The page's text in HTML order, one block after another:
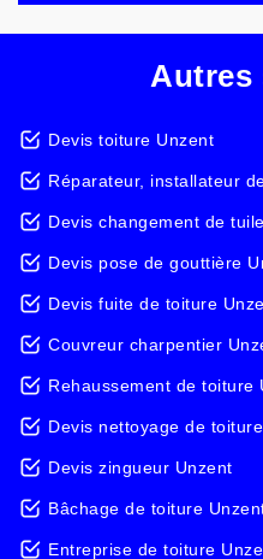
Autres
Devis toiture Unzent
Réparateur, installateur
Devis changement de
Devis pose de gouttière
Devis fuite de toiture
Couvreur charpentier
Rehaussement de toiture
Devis nettoyage de
Devis zingueur Unzent
Bâchage de toiture
Entreprise de toiture